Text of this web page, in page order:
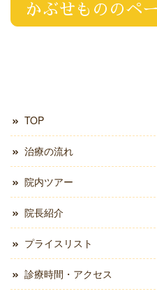
かぶせもののペ
TOP
治療の流れ
院内ツアー
院長紹介
プライスリスト
診療時間・アクセス